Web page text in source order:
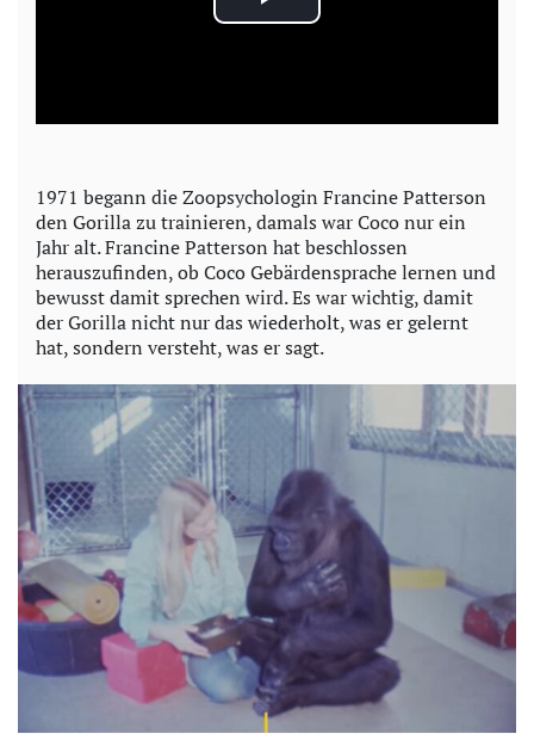
P
a
y
V
i
d
e
1971 begann die Zoopsychologin Francine Patterson
den Gorilla zu trainieren, damals war Coco nur ein
Jahr alt. Francine Patterson hat beschlossen
herauszufinden, ob Coco Gebärdensprache lernen und
bewusst damit sprechen wird. Es war wichtig, damit
der Gorilla nicht nur das wiederholt, was er gelernt
hat, sondern versteht, was er sagt.